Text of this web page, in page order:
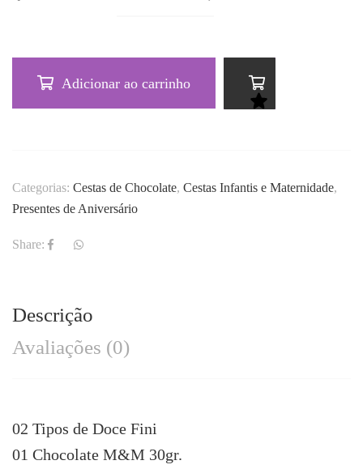
Adicionar ao carrinho
Categorias: Cestas de Chocolate, Cestas Infantis e Maternidade,
Presentes de Aniversário
Share:
Descrição
Avaliações (0)
02 Tipos de Doce Fini
01 Chocolate M&M 30gr.